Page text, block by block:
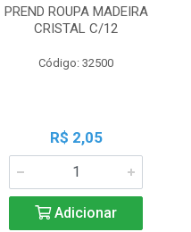
PREND ROUPA MADEIRA
CRISTAL C/12
Código: 32500
R$ 2,05
Adicionar